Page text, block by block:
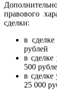
правового
сделки:
в
рублей
в
500
в сделке
25 000